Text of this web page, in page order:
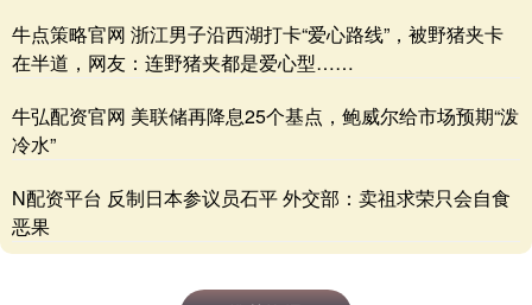
牛点策略官网 浙江男子沿西湖打卡“爱心路线”，被野猪夹卡
在半道，网友：连野猪夹都是爱心型……
牛弘配资官网 美联储再降息25个基点，鲍威尔给市场预期“泼
冷水”
N配资平台 反制日本参议员石平 外交部：卖祖求荣只会自食
恶果